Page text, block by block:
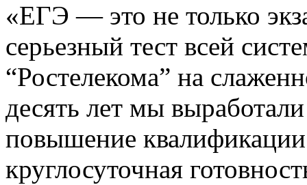
«ЕГЭ — это не только
серьезный тест всей
“Ростелекома” на
десять лет мы
повышение квалификации
круглосуточная